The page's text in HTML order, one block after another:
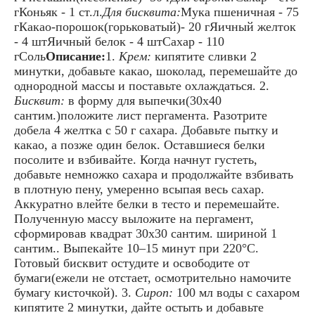
гКоньяк - 1 ст.л.Для бисквита:Мука пшеничная - 75
гКакао-порошок(горьковатый)- 20 гЯичный желток
- 4 штЯичный белок - 4 штСахар - 110
гСольОписание:1. Крем: кипятите сливки 2
минутки, добавьте какао, шоколад, перемешайте до
однородной массы и поставьте охлаждаться. 2.
Бисквит: в форму для выпечки(30х40
сантим.)положите лист пергамента. Разотрите
добела 4 желтка с 50 г сахара. Добавьте пытку и
какао, а позже один белок. Оставшиеся белки
посолите и взбивайте. Когда начнут густеть,
добавьте немножко сахара и продолжайте взбивать
в плотную пену, умеренно всыпая весь сахар.
Аккуратно влейте белки в тесто и перемешайте.
Полученную массу выложите на пергамент,
сформировав квадрат 30х30 сантим. шириной 1
сантим.. Выпекайте 10–15 минут при 220°С.
Готовый бисквит остудите и освободите от
бумаги(ежели не отстает, осмотрительно намочите
бумагу кисточкой). 3. Сироп: 100 мл воды с сахаром
кипятите 2 минутки, дайте остыть и добавьте